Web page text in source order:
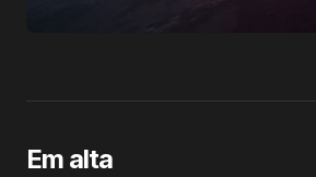
Em alta